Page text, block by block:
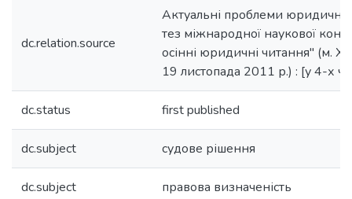
dc.relation.source
Актуальні проблеми
тез міжнародної наукової
осінні юридичні читання" (м.
19 листопада 2011 р.) : [у 4-х ч.]
dc.status first published
dc.subject судове рішення
dc.subject правова визначеність